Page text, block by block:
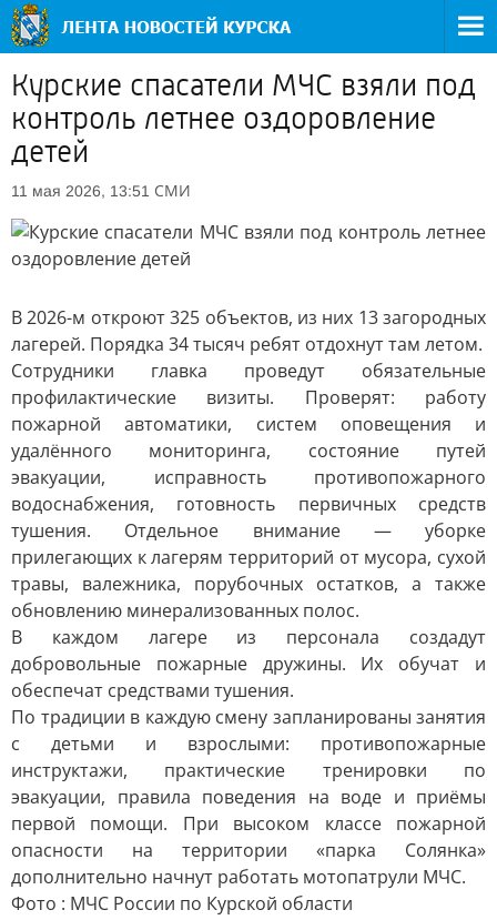
Курские спасатели МЧС взяли под
контроль летнее оздоровление
детей
11 мая 2026, 13:51 СМИ
В 2026-м откроют 325 объектов, из них 13 загородных
лагерей. Порядка 34 тысяч ребят отдохнут там летом.
Сотрудники главка проведут обязательные
профилактические визиты. Проверят: работу
пожарной автоматики, систем оповещения и
удалённого мониторинга, состояние путей
эвакуации, исправность противопожарного
водоснабжения, готовность первичных средств
тушения. Отдельное внимание — уборке
прилегающих к лагерям территорий от мусора, сухой
травы, валежника, порубочных остатков, а также
обновлению минерализованных полос.
В каждом лагере из персонала создадут
добровольные пожарные дружины. Их обучат и
обеспечат средствами тушения.
По традиции в каждую смену запланированы занятия
с детьми и взрослыми: противопожарные
инструктажи, практические тренировки по
эвакуации, правила поведения на воде и приёмы
первой помощи. При высоком классе пожарной
опасности на территории «парка Солянка»
дополнительно начнут работать мотопатрули МЧС.
Фото : МЧС России по Курской области